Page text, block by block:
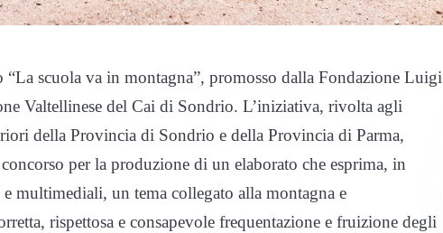
scuola va in montagna”, promosso dalla Fondazione Luigi
Valtellinese del Cai di Sondrio. L’iniziativa, rivolta agli
della Provincia di Sondrio e della Provincia di Parma,
per la produzione di un elaborato che esprima, in
multimediali, un tema collegato alla montagna e
rispettosa e consapevole frequentazione e fruizione degli